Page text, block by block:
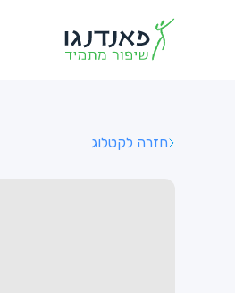
חזרה לקטלוג